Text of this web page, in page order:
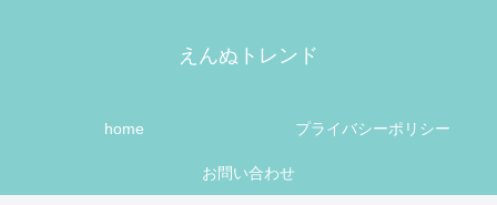
えんぬトレンド
home プライバシーポリシー
お問い合わせ